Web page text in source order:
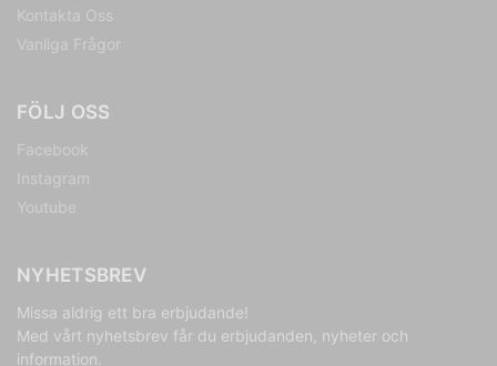
Kontakta Oss
Vanliga Frågor
FÖLJ OSS
Facebook
Instagram
Youtube
NYHETSBREV
Missa aldrig ett bra erbjudande!
Med vårt nyhetsbrev får du erbjudanden, nyheter och
information.